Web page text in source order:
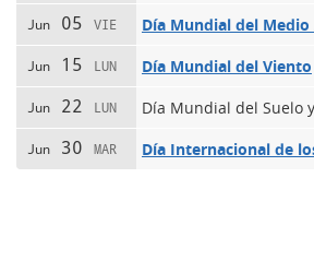
Jun 05 VIE Día Mundial del
Jun 15 LUN Día Mundial del Viento
Jun 22 LUN Día Mundial del Suelo
Jun 30 MAR Día Internacional de